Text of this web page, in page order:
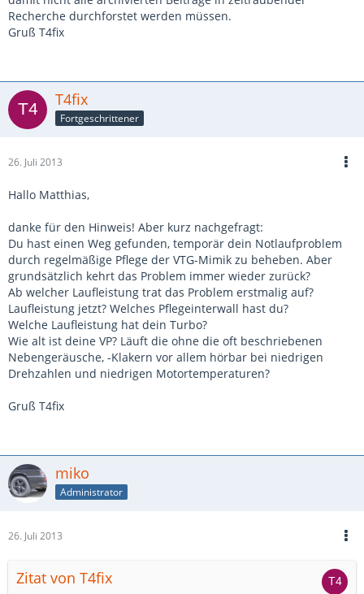
Recherche durchforstet werden müssen.
Gruß T4fix
T4fix
Fortgeschrittener
26. Juli 2013
Hallo Matthias,
danke für den Hinweis! Aber kurz nachgefragt:
Du hast einen Weg gefunden, temporär dein Notlaufproblem
durch regelmäßige Pflege der VTG-Mimik zu beheben. Aber
grundsätzlich kehrt das Problem immer wieder zurück?
Ab welcher Laufleistung trat das Problem erstmalig auf?
Laufleistung jetzt? Welches Pflegeinterwall hast du?
Welche Laufleistung hat dein Turbo?
Wie alt ist deine VP? Läuft die ohne die oft beschriebenen
Nebengeräusche, -Klakern vor allem hörbar bei niedrigen
Drehzahlen und niedrigen Motortemperaturen?
Gruß T4fix
miko
Administrator
26. Juli 2013
Zitat von T4fix